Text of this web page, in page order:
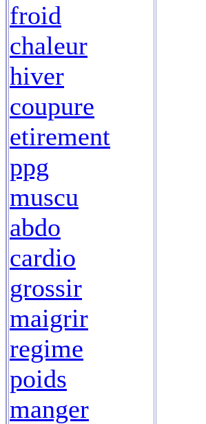
froid
chaleur
hiver
coupure
etirement
ppg
muscu
abdo
cardio
grossir
maigrir
regime
poids
manger